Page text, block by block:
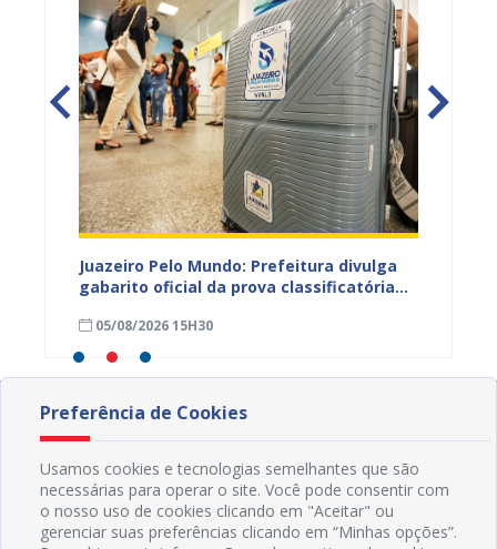
Juazeiro Pelo Mundo: Prefeitura divulga
gabarito oficial da prova classificatória
05/08/2026 15H30
Preferência de Cookies
Usamos cookies e tecnologias semelhantes que são
necessárias para operar o site. Você pode consentir com
o nosso uso de cookies clicando em "Aceitar" ou
gerenciar suas preferências clicando em “Minhas opções”.